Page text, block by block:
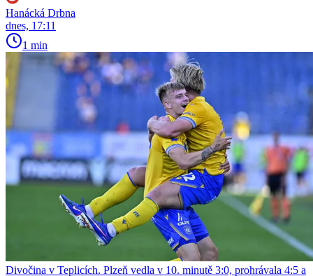
Hanácká Drbna
dnes, 17:11
1 min
Divočina v Teplicích. Plzeň vedla v 10. minutě 3:0, prohrávala 4:5 a